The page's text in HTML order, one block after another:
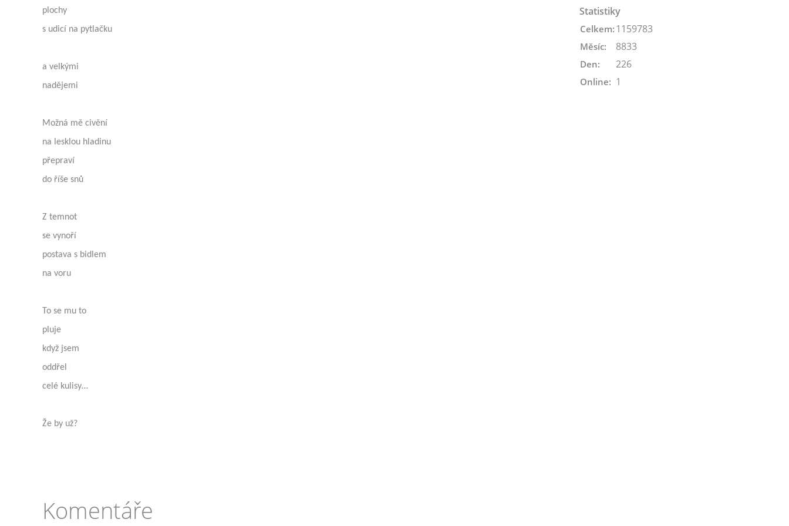
plochy
s udicí na pytlačku
a velkými
nadějemi
Možná mě civění
na lesklou hladinu
přepraví
do říše snů
Z temnot
se vynoří
postava s bidlem
na voru
To se mu to
pluje
když jsem
oddřel
celé kulisy…
Že by už?
Komentáře
Statistiky
Online: 1
Celkem: 1159783
Měsíc: 8833
Den: 226